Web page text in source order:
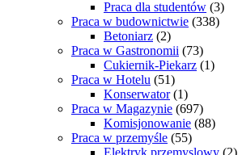
Praca dla studentów (3)
Praca w budownictwie (338)
Betoniarz (2)
Praca w Gastronomii (73)
Cukiernik-Piekarz (1)
Praca w Hotelu (51)
Konserwator (1)
Praca w Magazynie (697)
Komisjonowanie (88)
Praca w przemyśle (55)
Elektryk przemyslowy (2)